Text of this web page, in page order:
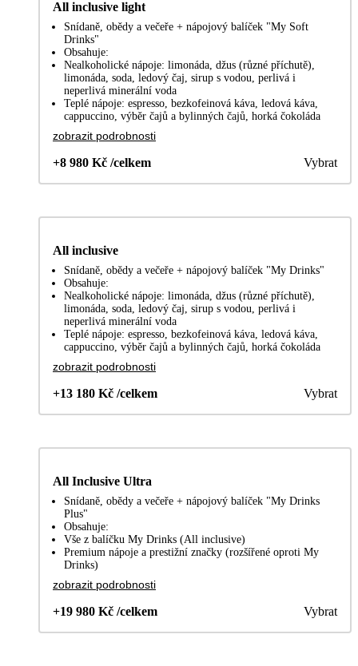
All inclusive light
Snídaně, obědy a večeře + nápojový balíček "My Soft
Drinks"
Obsahuje:
Nealkoholické nápoje: limonáda, džus (různé příchutě),
limonáda, soda, ledový čaj, sirup s vodou, perlivá i
neperlivá minerální voda
Teplé nápoje: espresso, bezkofeinová káva, ledová káva,
cappuccino, výběr čajů a bylinných čajů, horká čokoláda
zobrazit podrobnosti
+8 980 Kč /celkem Vybrat
All inclusive
Snídaně, obědy a večeře + nápojový balíček "My Drinks"
Obsahuje:
Nealkoholické nápoje: limonáda, džus (různé příchutě),
limonáda, soda, ledový čaj, sirup s vodou, perlivá i
neperlivá minerální voda
Teplé nápoje: espresso, bezkofeinová káva, ledová káva,
cappuccino, výběr čajů a bylinných čajů, horká čokoláda
zobrazit podrobnosti
+13 180 Kč /celkem Vybrat
All Inclusive Ultra
Snídaně, obědy a večeře + nápojový balíček "My Drinks
Plus"
Obsahuje:
Vše z balíčku My Drinks (All inclusive)
Premium nápoje a prestižní značky (rozšířené oproti My
Drinks)
zobrazit podrobnosti
+19 980 Kč /celkem Vybrat